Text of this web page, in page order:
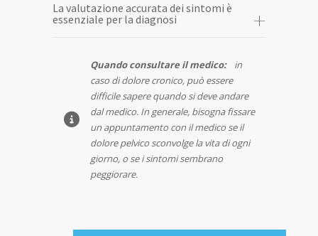
La valutazione accurata dei sintomi è
essenziale per la diagnosi
Quando consultare il medico:
in
caso di dolore cronico, può essere
difficile sapere quando si deve andare
dal medico. In generale, bisogna fissare
un appuntamento con il medico se il
dolore pelvico sconvolge la vita di ogni
giorno, o se i sintomi sembrano
peggiorare.